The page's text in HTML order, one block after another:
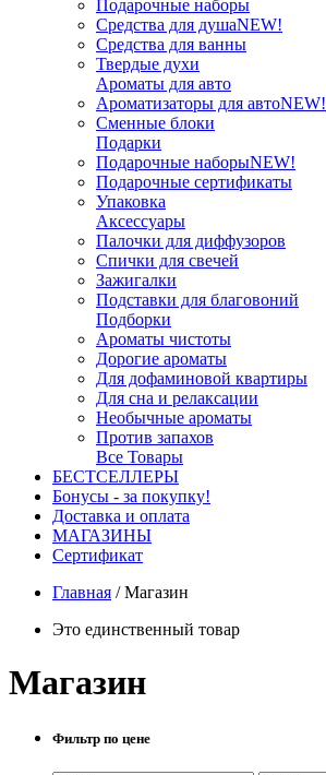
Подарочные наборы
Средства для душаNEW!
Средства для ванны
Твердые духи
Ароматы для авто
Ароматизаторы для автоNEW!
Сменные блоки
Подарки
Подарочные наборыNEW!
Подарочные сертификаты
Упаковка
Аксессуары
Палочки для диффузоров
Спички для свечей
Зажигалки
Подставки для благовоний
Подборки
Ароматы чистоты
Дорогие ароматы
Для дофаминовой квартиры
Для сна и релаксации
Необычные ароматы
Против запахов
Все Товары
БЕСТСЕЛЛЕРЫ
Бонусы - за покупку!
Доставка и оплата
МАГАЗИНЫ
Cертификат
Главная /Магазин
Это единственный товар
Магазин
Фильтр по цене